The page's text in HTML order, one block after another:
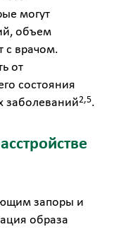
могут
объем
с врачом.
от
состояния
заболеваний2,5.
запоры и
образа